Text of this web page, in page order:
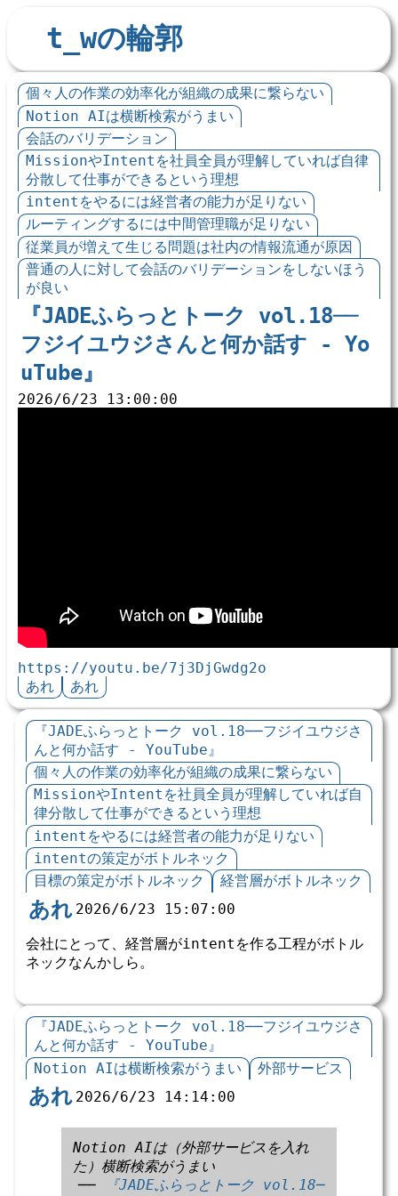
t_wの輪郭
個々人の作業の効率化が組織の成果に繋らない
Notion AIは横断検索がうまい
会話のバリデーション
MissionやIntentを社員全員が理解していれば自律
分散して仕事ができるという理想
intentをやるには経営者の能力が足りない
ルーティングするには中間管理職が足りない
従業員が増えて生じる問題は社内の情報流通が原因
普通の人に対して会話のバリデーションをしないほう
が良い
『JADEふらっとトーク vol.18──
フジイユウジさんと何か話す - Yo
uTube』
2026/6/23 13:00:00
https://youtu.be/7j3DjGwdg2o
あれ
あれ
『JADEふらっとトーク vol.18──フジイユウジさ
んと何か話す - YouTube』
個々人の作業の効率化が組織の成果に繋らない
MissionやIntentを社員全員が理解していれば自
律分散して仕事ができるという理想
intentをやるには経営者の能力が足りない
intentの策定がボトルネック
目標の策定がボトルネック
経営層がボトルネック
あれ 2026/6/23 15:07:00
会社にとって、経営層がintentを作る工程がボトル
ネックなんかしら。
『JADEふらっとトーク vol.18──フジイユウジさ
んと何か話す - YouTube』
Notion AIは横断検索がうまい
外部サービス
あれ 2026/6/23 14:14:00
Notion AIは（外部サービスを入れ
た）横断検索がうまい
──
『JADEふらっとトーク vol.18─